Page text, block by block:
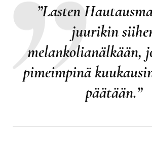
”Lasten
juurikin
melankolianälkään,
pimeimpinä
päätään.”